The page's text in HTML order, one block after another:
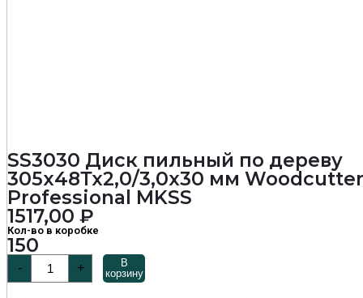
SS3030 Диск пильный по дереву
305х48Тх2,0/3,0х30 мм Woodcutter
Professional MKSS
1517,00 ₽
Кол-во в коробке
150
-
товара
SS3030
+
В
корзину